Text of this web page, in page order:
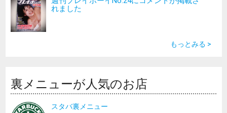
れました
もっとみる >
裏メニューが人気のお店
スタバ裏メニュー